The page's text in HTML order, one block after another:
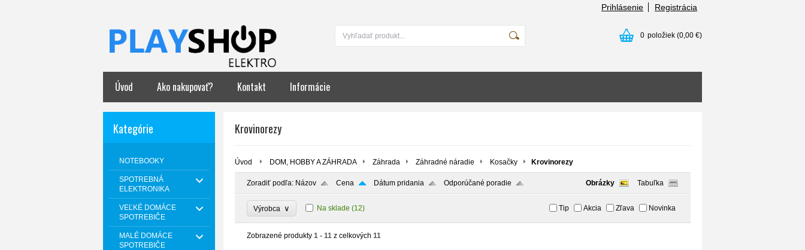
Prihlásenie Registrácia
0 položiek (0,00 €)
Úvod Ako nakupovať? Kontakt Informácie
Kategórie
NOTEBOOKY
SPOTREBNÁ
ELEKTRONIKA
VEĽKÉ DOMÁCE
SPOTREBIČE
MALÉ DOMÁCE
SPOTREBIČE
Krovinorezy
Úvod DOM, HOBBY A ZÁHRADA Záhrada Záhradné náradie Kosačky Krovinorezy
Zoradiť podľa: Názov Cena Dátum pridania Odporúčané poradie Obrázky Tabuľka
Výrobca ∨ Na sklade (12) Tip Akcia Zľava Novinka
Zobrazené produkty 1 - 11 z celkových 11